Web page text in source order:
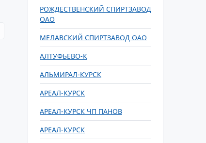
РОЖДЕСТВЕНСКИЙ СПИРТЗАВОД
ОАО
МЕЛАВСКИЙ СПИРТЗАВОД ОАО
АЛТУФЬЕВО-К
АЛЬМИРАЛ-КУРСК
АРЕАЛ-КУРСК
АРЕАЛ-КУРСК ЧП ПАНОВ
АРЕАЛ-КУРСК